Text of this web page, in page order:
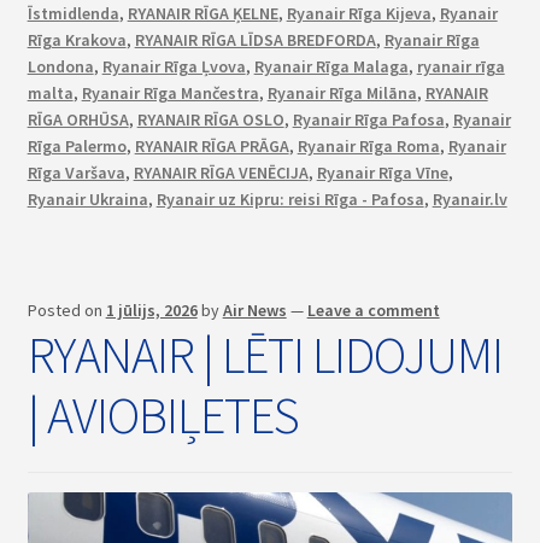
Īstmidlenda, RYANAIR RĪGA ĶELNE, Ryanair Rīga Kijeva, Ryanair
Rīga Krakova, RYANAIR RĪGA LĪDSA BREDFORDA, Ryanair Rīga
Londona, Ryanair Rīga Ļvova, Ryanair Rīga Malaga, ryanair rīga
malta, Ryanair Rīga Mančestra, Ryanair Rīga Milāna, RYANAIR
RĪGA ORHŪSA, RYANAIR RĪGA OSLO, Ryanair Rīga Pafosa, Ryanair
Rīga Palermo, RYANAIR RĪGA PRĀGA, Ryanair Rīga Roma, Ryanair
Rīga Varšava, RYANAIR RĪGA VENĒCIJA, Ryanair Rīga Vīne,
Ryanair Ukraina, Ryanair uz Kipru: reisi Rīga - Pafosa, Ryanair.lv
Posted on 1 jūlijs, 2026byAir News — Leave a comment
RYANAIR | LĒTI LIDOJUMI
| AVIOBIĻETES